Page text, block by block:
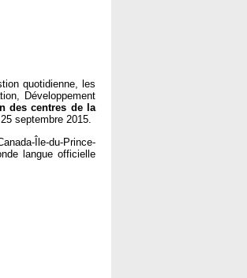
quotidienne, les
Développement
des centres de la
septembre 2015.
Île-du-Prince-
langue officielle